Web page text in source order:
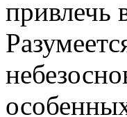
привлечь